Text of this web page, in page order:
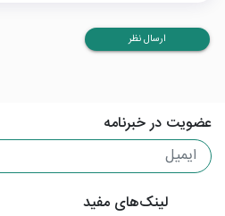
ارسال نظر
عضویت در خبرنامه
لینک‌های مفید